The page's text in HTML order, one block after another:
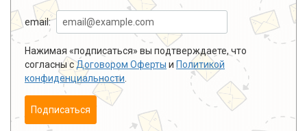
email:
Нажимая «подписаться» вы подтверждаете, что
согласны сДоговором Оферты и Политикой
конфиденциальности
Подписаться